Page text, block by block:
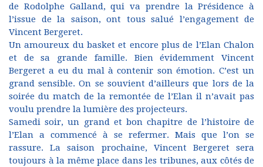
de Rodolphe Galland, qui va prendre la Présidence à
l’issue de la saison, ont tous salué l’engagement de
Vincent Bergeret.
Un amoureux du basket et encore plus de l’Elan Chalon
et de sa grande famille. Bien évidemment Vincent
Bergeret a eu du mal à contenir son émotion. C’est un
grand sensible. On se souvient d’ailleurs que lors de la
soirée du match de la remontée de l’Elan il n’avait pas
voulu prendre la lumière des projecteurs.
Samedi soir, un grand et bon chapitre de l’histoire de
l’Elan a commencé à se refermer. Mais que l’on se
rassure. La saison prochaine, Vincent Bergeret sera
toujours à la même place dans les tribunes, aux côtés de